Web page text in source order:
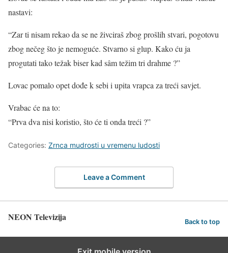
nastavi:
“Zar ti nisam rekao da se ne živciraš zbog prošlih stvari, pogotovu
zbog nečeg što je nemoguće. Stvarno si glup. Kako ću ja
progutati tako težak biser kad sâm težim tri drahme ?”
Lovac pomalo opet dođe k sebi i upita vrapca za treći savjet.
Vrabac će na to:
“Prva dva nisi koristio, što će ti onda treći ?”
Categories: Zrnca mudrosti u vremenu ludosti
Leave a Comment
NEON Televizija Back to top